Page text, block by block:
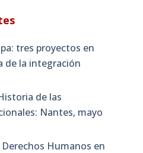
tres proyectos en
de la integración
de las
Nantes, mayo
Derechos Humanos en